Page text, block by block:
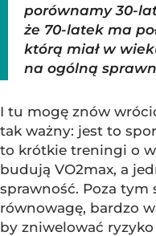
porównamy 30-
że 70-latek ma
którą miał w
na ogólną
I tu mogę znów
tak ważny: jest to
to krótkie treningi o
budują VO2max, a
sprawność. Poza tym
równowagę, bardzo
by zniwelować